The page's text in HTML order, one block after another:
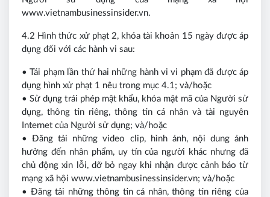
www.vietnambusinessinsider.vn.
4.2 Hình thức xử phạt 2, khóa tài khoản 15 ngày được áp
dụng đối với các hành vi sau:
• Tái phạm lần thứ hai những hành vi vi phạm đã được áp
dụng hình xử phạt 1 nêu trong mục 4.1; và/hoặc
• Sử dụng trái phép mật khẩu, khóa mật mã của Người sử
dụng, thông tin riêng, thông tin cá nhân và tài nguyên
Internet của Người sử dụng; và/hoặc
• Đăng tải những video clip, hình ảnh, nội dung ảnh
hưởng đến nhân phẩm, uy tín của người khác nhưng đã
chủ động xin lỗi, dỡ bỏ ngay khi nhận được cảnh báo từ
mạng xã hội www.vietnambusinessinsider.vn; và/hoặc
• Đăng tải những thông tin cá nhân, thông tin riêng của